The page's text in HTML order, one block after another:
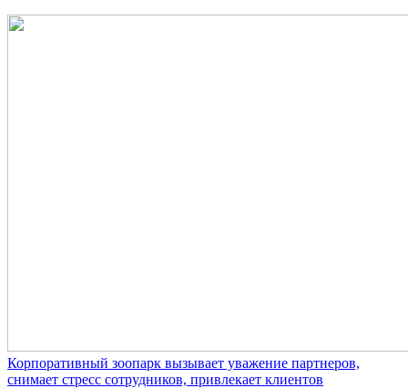
Корпоративный зоопарк вызывает уважение партнеров,
снимает стресс сотрудников, привлекает клиентов